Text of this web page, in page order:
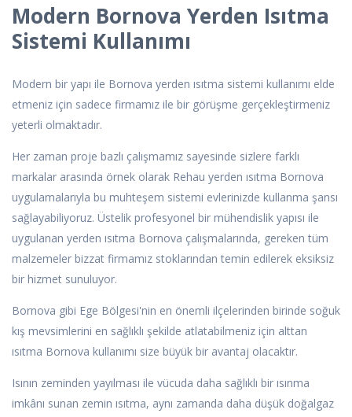
Modern Bornova Yerden Isıtma
Sistemi Kullanımı
Modern bir yapı ile Bornova yerden ısıtma sistemi kullanımı elde
etmeniz için sadece firmamız ile bir görüşme gerçekleştirmeniz
yeterli olmaktadır.
Her zaman proje bazlı çalışmamız sayesinde sizlere farklı
markalar arasında örnek olarak Rehau yerden ısıtma Bornova
uygulamalarıyla bu muhteşem sistemi evlerinizde kullanma şansı
sağlayabiliyoruz. Üstelik profesyonel bir mühendislik yapısı ile
uygulanan yerden ısıtma Bornova çalışmalarında, gereken tüm
malzemeler bizzat firmamız stoklarından temin edilerek eksiksiz
bir hizmet sunuluyor.
Bornova gibi Ege Bölgesi'nin en önemli ilçelerinden birinde soğuk
kış mevsimlerini en sağlıklı şekilde atlatabilmeniz için alttan
ısıtma Bornova kullanımı size büyük bir avantaj olacaktır.
Isının zeminden yayılması ile vücuda daha sağlıklı bir ısınma
imkânı sunan zemin ısıtma, aynı zamanda daha düşük doğalgaz